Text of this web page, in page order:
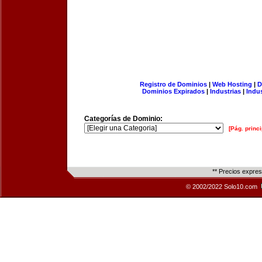
Registro de Dominios| Web Hosting |
Dominios Expirados | Industrias |
Categorías de Dominio:
[Pág.
** Precios
© 2002/2022 Solo10.com